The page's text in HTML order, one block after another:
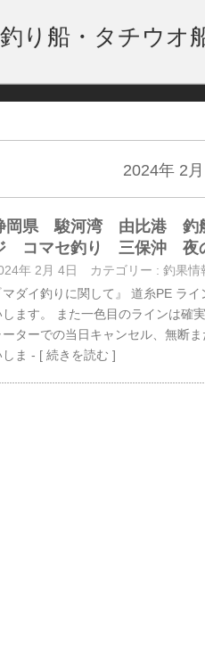
り船・タチウオ
2024年 2
岡県 駿河湾 由比港
コマセ釣り 三保沖 夜
年 2月 4日 カテゴリー : 釣果情
マダイ釣りに関して』 道糸PE ラ
します。 また一色目のラインは確
ーターでの当日キャンセル、無断
しま - [ 続きを読む ]